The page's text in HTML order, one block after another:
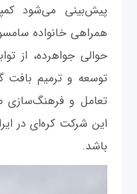
پیش‌بینی می‌شود
همراهی خانواده
حوالی جواهرده، از
توسعه و ترمیم بافت
تعامل و فرهنگ‌سازی
این شرکت کره‌ای در
باشد.